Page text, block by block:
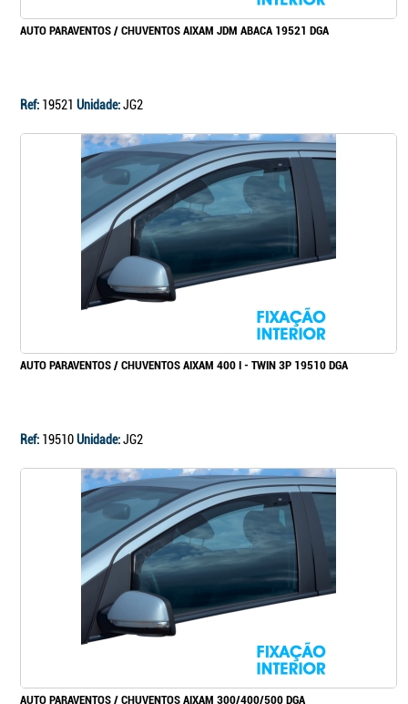
AUTO PARAVENTOS / CHUVENTOS AIXAM JDM ABACA 19521 DGA
Ref: 19521 Unidade:JG2
AUTO PARAVENTOS / CHUVENTOS AIXAM 400 I - TWIN 3P 19510 DGA
Ref: 19510Unidade:JG2
AUTO PARAVENTOS / CHUVENTOS AIXAM 300/400/500 DGA
Continuar a comprar